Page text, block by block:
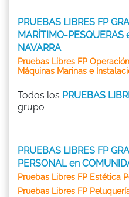
PRUEBAS LIBRES FP
MARÍTIMO-PESQUERAS
NAVARRA
Pruebas Libres FP
Máquinas Marinas e
Todos los PRUEBAS
grupo
PRUEBAS LIBRES FP
PERSONAL en
Pruebas Libres FP Estética
Pruebas Libres FP